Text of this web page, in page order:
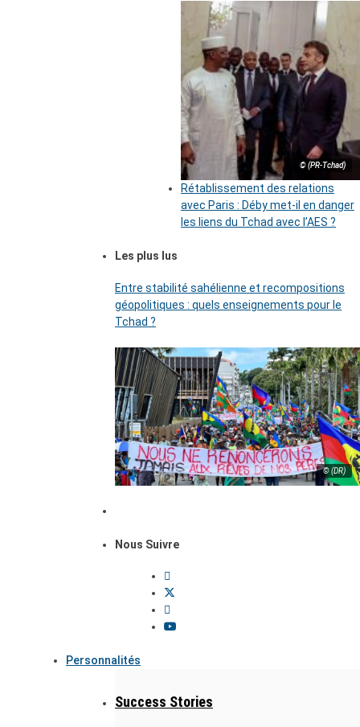
© (PR-Tchad)
Rétablissement des relations
avec Paris : Déby met-il en danger
les liens du Tchad avec l’AES ?
Les plus lus
Entre stabilité sahélienne et recompositions
géopolitiques : quels enseignements pour le
Tchad ?
© (DR)
Nous Suivre
Personnalités
Success Stories